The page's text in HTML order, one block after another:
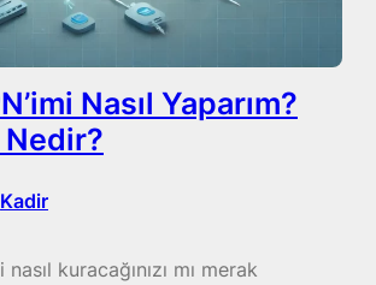
Nasıl Yaparım?
Kadir
nasıl kuracağınızı mı merak